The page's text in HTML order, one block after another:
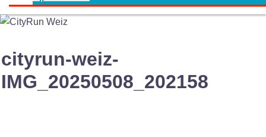
cityrun-weiz-
IMG_20250508_202158